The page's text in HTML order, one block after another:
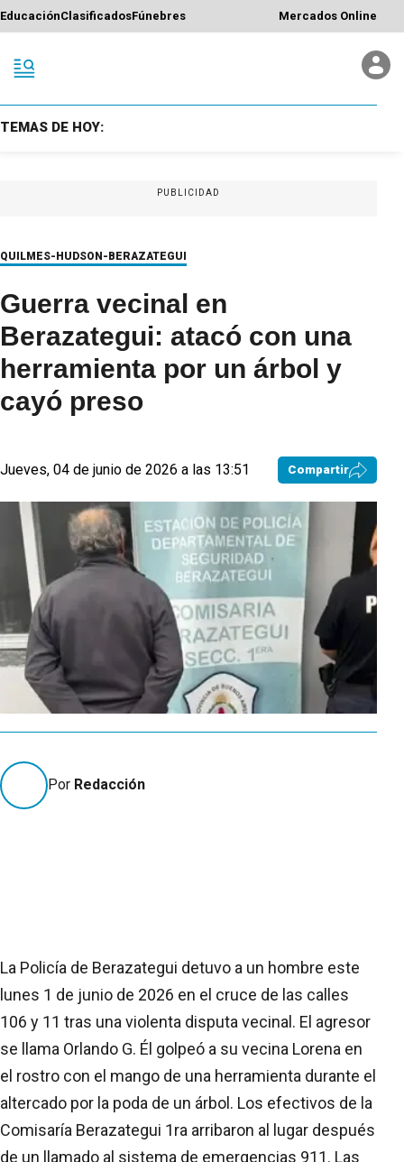
EducaciónClasificadosFúnebres Mercados Online
TEMAS DE HOY:
PUBLICIDAD
QUILMES-HUDSON-BERAZATEGUI
Guerra vecinal en
Berazategui: atacó con una
herramienta por un árbol y
cayó preso
Jueves, 04 de junio de 2026 a las 13:51 Compartir
Por Redacción
La Policía de Berazategui detuvo a un hombre este
lunes 1 de junio de 2026 en el cruce de las calles
106 y 11 tras una violenta disputa vecinal. El agresor
se llama Orlando G. Él golpeó a su vecina Lorena en
el rostro con el mango de una herramienta durante el
altercado por la poda de un árbol. Los efectivos de la
Comisaría Berazategui 1ra arribaron al lugar después
de un llamado al sistema de emergencias 911. Las